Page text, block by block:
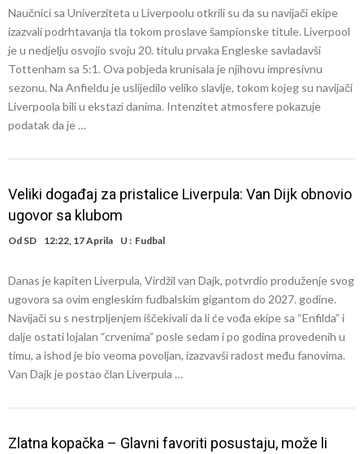
Naučnici sa Univerziteta u Liverpoolu otkrili su da su navijači ekipe
izazvali podrhtavanja tla tokom proslave šampionske titule. Liverpool
je u nedjelju osvojio svoju 20. titulu prvaka Engleske savladavši
Tottenham sa 5:1. Ova pobjeda krunisala je njihovu impresivnu
sezonu. Na Anfieldu je uslijedilo veliko slavlje, tokom kojeg su navijači
Liverpoola bili u ekstazi danima. Intenzitet atmosfere pokazuje
podatak da je …
Veliki događaj za pristalice Liverpula: Van Dijk obnovio
ugovor sa klubom
Od SD 12:22, 17 Aprila U : Fudbal
Danas je kapiten Liverpula, Virdžil van Dajk, potvrdio produženje svog
ugovora sa ovim engleskim fudbalskim gigantom do 2027. godine.
Navijači su s nestrpljenjem iščekivali da li će vođa ekipe sa “Enfilda” i
dalje ostati lojalan “crvenima” posle sedam i po godina provedenih u
timu, a ishod je bio veoma povoljan, izazvavši radost među fanovima.
Van Dajk je postao član Liverpula …
Zlatna kopačka – Glavni favoriti posustaju, može li